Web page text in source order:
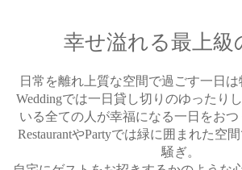
幸せ溢れる最上級
日常を離れ上質な空間で過ごす一日は
Weddingでは一日貸し切りのゆったり
いる全ての人が幸福になる一日をおつ
RestaurantやPartyでは緑に囲まれた空
騒ぎ。